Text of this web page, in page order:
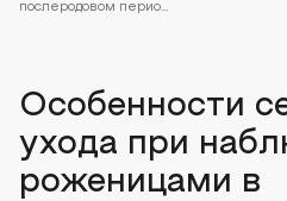
послеродовом перио...
Особенности
ухода при
роженицами в